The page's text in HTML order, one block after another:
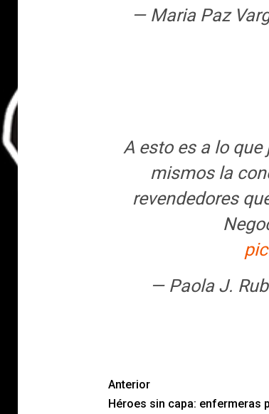
— Maria Paz
A esto es a lo que
mismos la
revendedores
— Paola J.
Anterior
Héroes sin capa: enfermeras